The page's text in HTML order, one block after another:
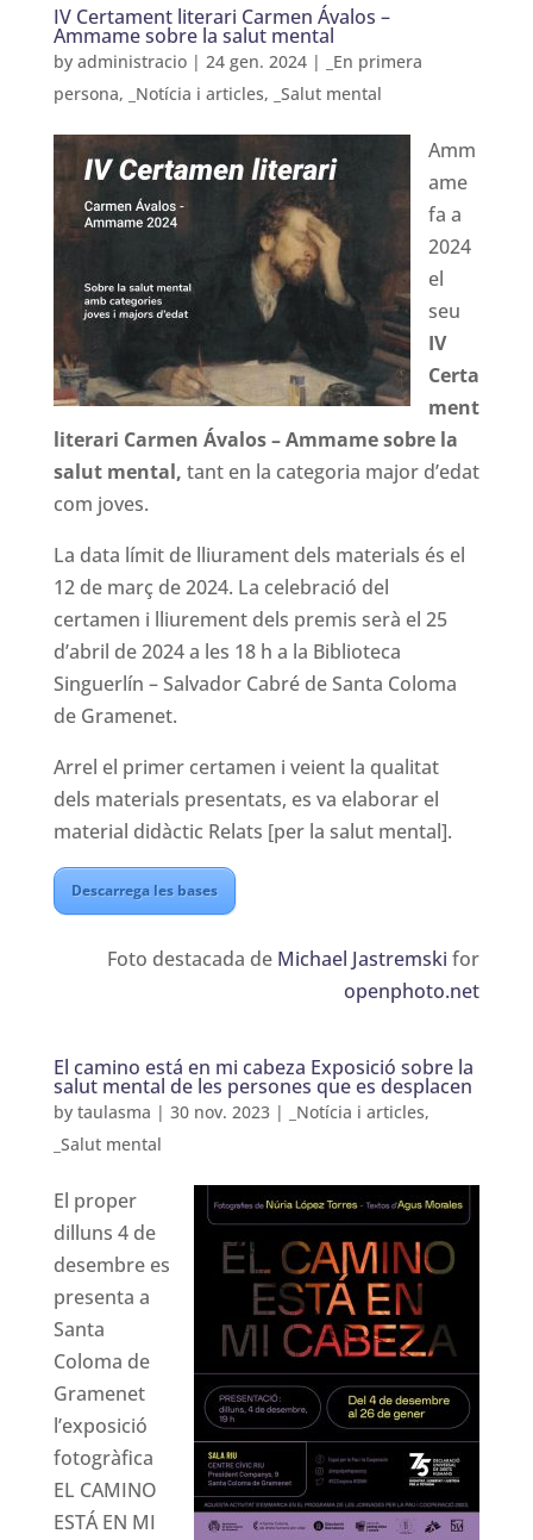
IV Certament literari Carmen Ávalos –
Ammame sobre la salut mental
by administracio| 24 gen. 2024|
_En primera
persona, _Notícia i articles, _Salut mental
Amm
ame
fa a
2024
el
seu
IV
Certa
ment
literari Carmen Ávalos – Ammame sobre la
salut mental, tant en la categoria major d’edat
com joves.
La data límit de lliurament dels materials és el
12 de març de 2024. La celebració del
certamen i lliurement dels premis serà el 25
d’abril de 2024 a les 18 h a la Biblioteca
Singuerlín – Salvador Cabré de Santa Coloma
de Gramenet.
Arrel el primer certamen i veient la qualitat
dels materials presentats, es va elaborar el
material didàctic Relats [per la salut mental].
Descarrega les bases
Foto destacada de Michael Jastremski for
openphoto.net
El camino está en mi cabeza Exposició sobre la
salut mental de les persones que es desplacen
by taulasma | 30 nov. 2023| _Notícia i articles,
_Salut mental
El proper
dilluns 4 de
desembre es
presenta a
Santa
Coloma de
Gramenet
l’exposició
fotogràfica
EL CAMINO
ESTÁ EN MI